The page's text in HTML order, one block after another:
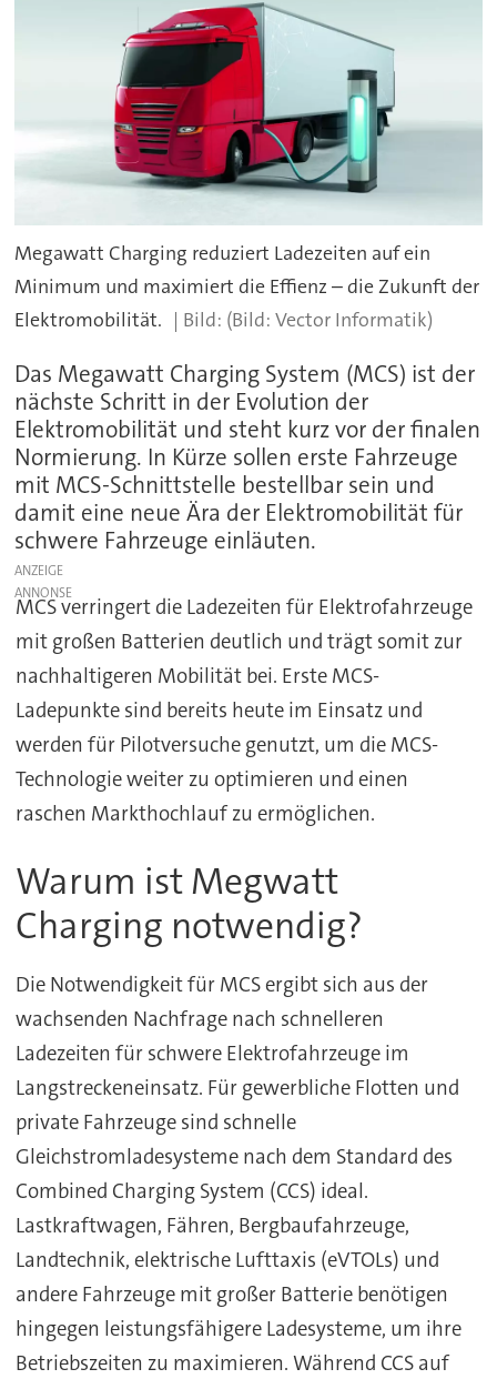
Megawatt Charging reduziert Ladezeiten auf ein
Minimum und maximiert die Effienz – die Zukunft der
Elektromobilität.
(Bild: Vector Informatik)
Das Megawatt Charging System (MCS) ist der
nächste Schritt in der Evolution der
Elektromobilität und steht kurz vor der finalen
Normierung. In Kürze sollen erste Fahrzeuge
mit MCS-Schnittstelle bestellbar sein und
damit eine neue Ära der Elektromobilität für
schwere Fahrzeuge einläuten.
ANZEIGE
MCS verringert die Ladezeiten für Elektrofahrzeuge
mit großen Batterien deutlich und trägt somit zur
nachhaltigeren Mobilität bei. Erste MCS-
Ladepunkte sind bereits heute im Einsatz und
werden für Pilotversuche genutzt, um die MCS-
Technologie weiter zu optimieren und einen
raschen Markthochlauf zu ermöglichen.
Warum ist Megwatt
Charging notwendig?
Die Notwendigkeit für MCS ergibt sich aus der
wachsenden Nachfrage nach schnelleren
Ladezeiten für schwere Elektrofahrzeuge im
Langstreckeneinsatz. Für gewerbliche Flotten und
private Fahrzeuge sind schnelle
Gleichstromladesysteme nach dem Standard des
Combined Charging System (CCS) ideal.
Lastkraftwagen, Fähren, Bergbaufahrzeuge,
Landtechnik, elektrische Lufttaxis (eVTOLs) und
andere Fahrzeuge mit großer Batterie benötigen
hingegen leistungsfähigere Ladesysteme, um ihre
Betriebszeiten zu maximieren. Während CCS auf